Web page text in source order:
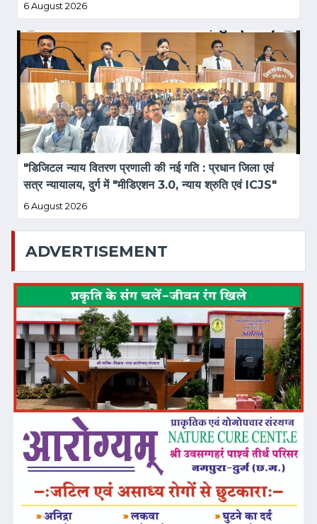
6 August 2026
"डिजिटल न्याय वितरण प्रणाली की नई गति : प्रधान जिला एवं
सत्र न्यायालय, दुर्ग में "मीडिएशन 3.0, न्याय श्रुति एवं ICJS"
पर व्यापक संयुक्त कार्यशाला आयोजित
6 August 2026
ADVERTISEMENT
❮ ❯